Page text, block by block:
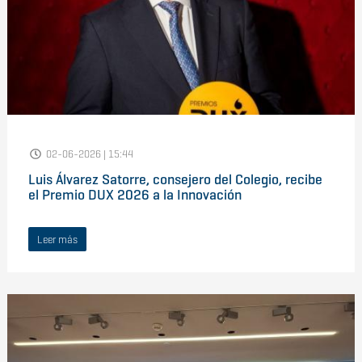
02-06-2026 | 15:44
Luis Álvarez Satorre, consejero del Colegio, recibe
el Premio DUX 2026 a la Innovación
Leer más